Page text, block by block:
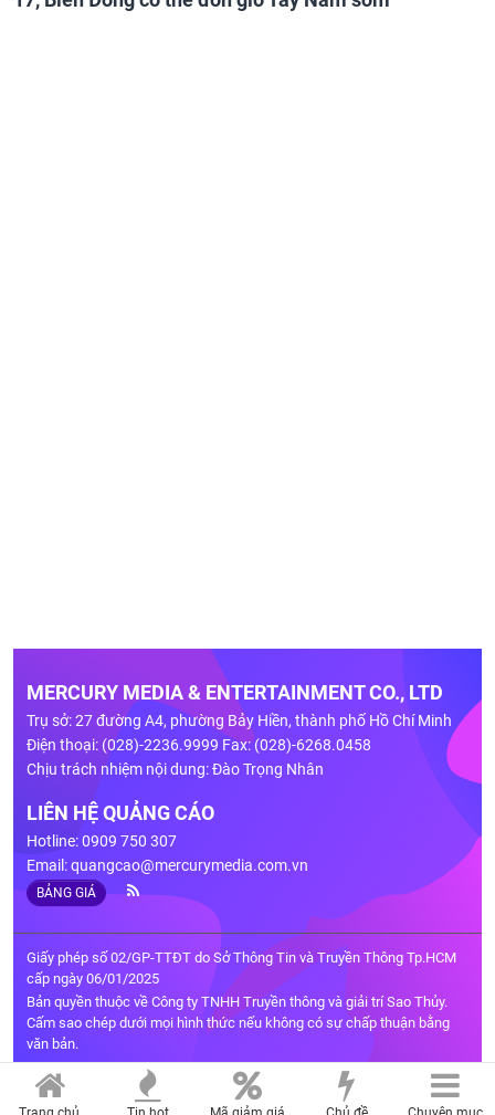
MERCURY MEDIA & ENTERTAINMENT CO., LTD
Trụ sở: 27 đường A4, phường Bảy Hiền, thành phố Hồ Chí Minh
Điện thoại: (028)-2236.9999 Fax: (028)-6268.0458
Chịu trách nhiệm nội dung: Đào Trọng Nhân
LIÊN HỆ QUẢNG CÁO
Hotline: 0909 750 307
Email:quangcao@mercurymedia.com.vn
BẢNG GIÁ
Giấy phép số 02/GP-TTĐT do Sở Thông Tin và Truyền Thông Tp.HCM
cấp ngày 06/01/2025
Bản quyền thuộc về Công ty TNHH Truyền thông và giải trí Sao Thủy.
Cấm sao chép dưới mọi hình thức nếu không có sự chấp thuận bằng
văn bản.